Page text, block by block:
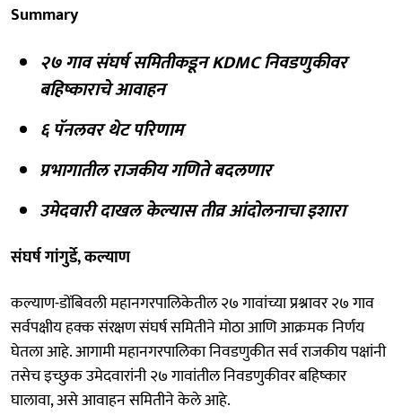
Summary
२७ गाव संघर्ष समितीकडून KDMC निवडणुकीवर
बहिष्काराचे आवाहन
६ पॅनलवर थेट परिणाम
प्रभागातील राजकीय गणिते बदलणार
उमेदवारी दाखल केल्यास तीव्र आंदोलनाचाइशारा
संघर्ष गांगुर्डे, कल्याण
कल्याण-डोंबिवली महानगरपालिकेतील २७ गावांच्या प्रश्नावर २७ गाव
सर्वपक्षीय हक्क संरक्षण संघर्ष समितीने मोठा आणि आक्रमक निर्णय
घेतला आहे. आगामी महानगरपालिका निवडणुकीत सर्व राजकीय पक्षांनी
तसेच इच्छुक उमेदवारांनी २७ गावांतील निवडणुकीवर बहिष्कार
घालावा, असे आवाहन समितीने केले आहे.